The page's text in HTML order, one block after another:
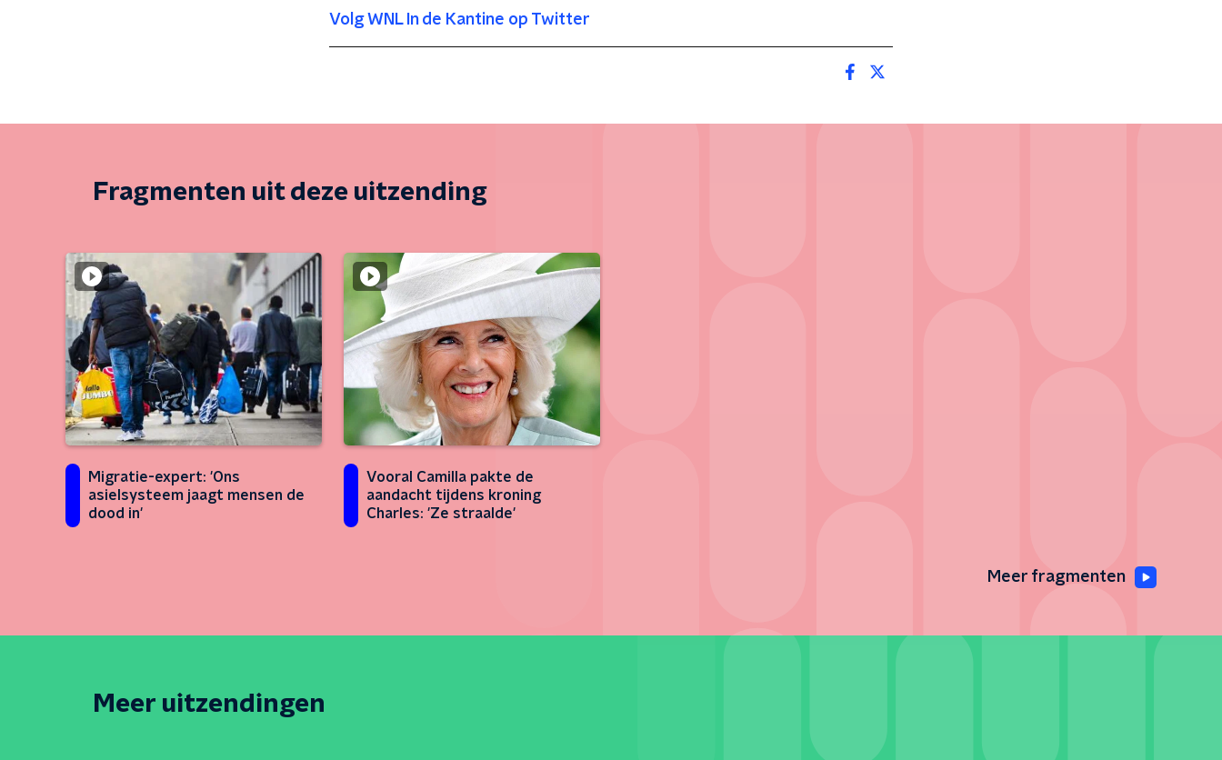
Volg WNL In de Kantine op Twitter
Fragmenten uit deze uitzending
Migratie-expert: 'Ons
asielsysteem jaagt mensen de
dood in'
Vooral Camilla pakte de
aandacht tijdens kroning
Charles: 'Ze straalde'
Meer fragmenten
Meer uitzendingen